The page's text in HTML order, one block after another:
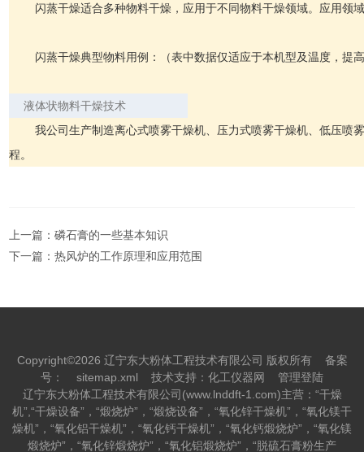
闪蒸干燥适合多种物料干燥，应用于不同物料干燥领域。应用领
闪蒸干燥典型物料用例：（表中数据仅适应于本机型及温度，提
液体状物料干燥技术
我公司生产制造离心式喷雾干燥机、压力式喷雾干燥机、低压喷
程。
上一篇：磷石膏的一些基本知识
下一篇：热风炉的工作原理和应用范围
Copyright©2026 辽宁东大粉体工程技术有限公司 版权所有 备案
号：
sitemap.xml 技术支持： 化工仪器网
管理登陆
辽宁东大粉体工程技术有限公司(www.lnddft-1.com)主营：“干燥
机”,“干燥设备”，“煅烧炉”，“煅烧设备”，“氧化锌干燥机”，“氧化镁干
燥机”，“氧化铝干燥机”，“氧化钙干燥机”，“氧化钙煅烧炉”，“氧化镁
煅烧炉”，“氧化锌煅烧炉”，“氧化铝煅烧炉”，“脱硫石膏粉生产